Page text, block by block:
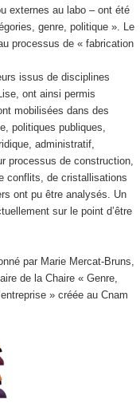
externes au labo – ont été
genre, politique ». Le
processus de « fabrication
issus de disciplines
ont ainsi permis
mobilisées dans des
politiques publiques,
administratif,
processus de construction,
conflits, de cristallisations
ont pu être analysés. Un
sur le point d’être
par Marie Mercat-Bruns,
de la Chaire « Genre,
» créée au Cnam